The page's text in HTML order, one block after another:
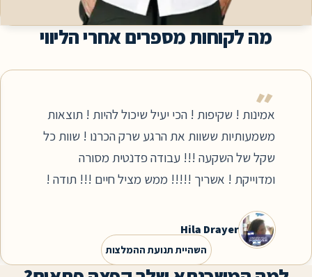
לקוחות מספרים אחרי הליווי
! שקיפות ! הכי יעיל שיכול להיות ! תוצאות
ששוות את הרגע שרק הכרנו ! שוות כל
של השקעה !!! עבודה פדנטית מסורה
! אשריך !!!!! ממש מציל חיים !!! תודה !
Hila Drayer
השהיית תנועת ההמלצות